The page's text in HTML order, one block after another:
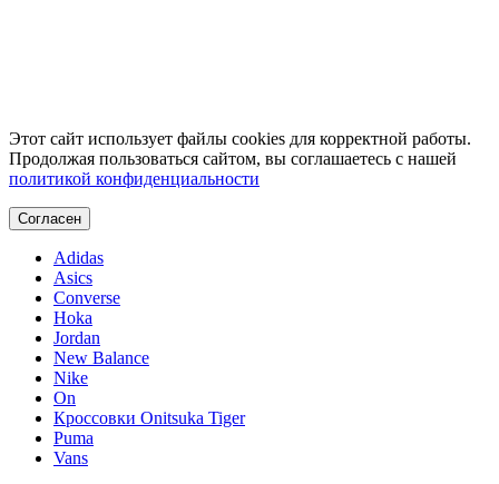
Этот сайт использует файлы cookies для корректной работы.
Продолжая пользоваться сайтом, вы соглашаетесь с нашей
политикой конфиденциальности
Согласен
Adidas
Asics
Converse
Hoka
Jordan
New Balance
Nike
On
Кроссовки Onitsuka Tiger
Puma
Vans